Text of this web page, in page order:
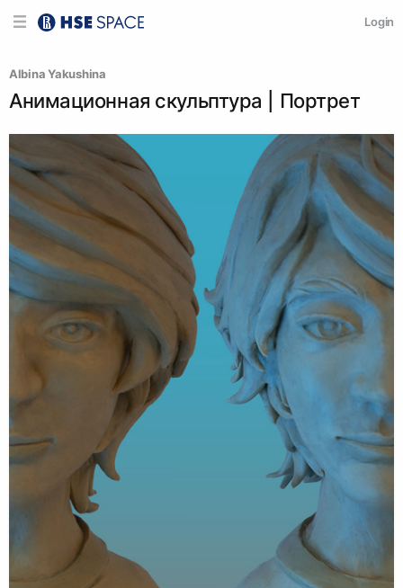
Login
Albina Yakushina
Анимационная скульптура | Портрет